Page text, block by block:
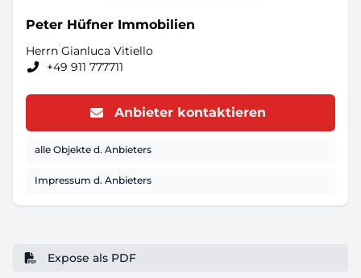
Peter Hüfner Immobilien
Herrn Gianluca Vitiello
+49 911 777711
Anbieter kontaktieren
alle Objekte d. Anbieters
Impressum d. Anbieters
Expose als PDF